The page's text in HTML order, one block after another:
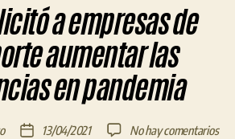
a empresas de
aumentar las
en pandemia
Fecha13/04/2021 No hay comentariosen